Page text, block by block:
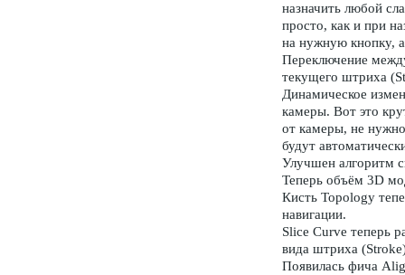
назначить любой
просто, как и при
на нужную кнопку,
Переключение
текущего штриха
Динамическое
камеры. Вот это
от камеры, не
будут
Улучшен алгоритм
Теперь объём 3D
Кисть Topology
навигации.
Slice Curve теперь
вида штриха
Появилась фича